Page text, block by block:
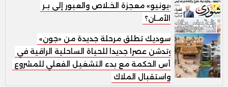
«يونيو» معجزة الخـلاص والعبور إلى بـر
الأمـان؟
سوديك تطلق مرحلة جديدة من «جون»
وتدشن عصرا جديدا للحياة الساحلية الراقية في
رأس الحكمة مع بدء التشغيل الفعلي للمشروع
واستقبال الملاك